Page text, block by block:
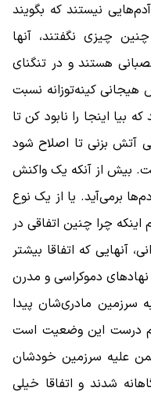
نیستند که بگویند
چیزی نگفتند، آنها
هستند و در تنگنای
هیجانی کینه‌توزانه نسبت
بیا اینجا را نابود کن تا
آتش بزنی تا اصلاح شود
بیش از آنکه یک واکنش
برمی‌آید. یا از یک نوع
چرا چنین اتفاقی در
آنهایی که اتفاقا بیشتر
نهادهای دموکراسی و مدرن
سرزمین مادری‌شان پیدا
درست این وضعیت است
علیه سرزمین خودشان
شدند و اتفاقا خیلی